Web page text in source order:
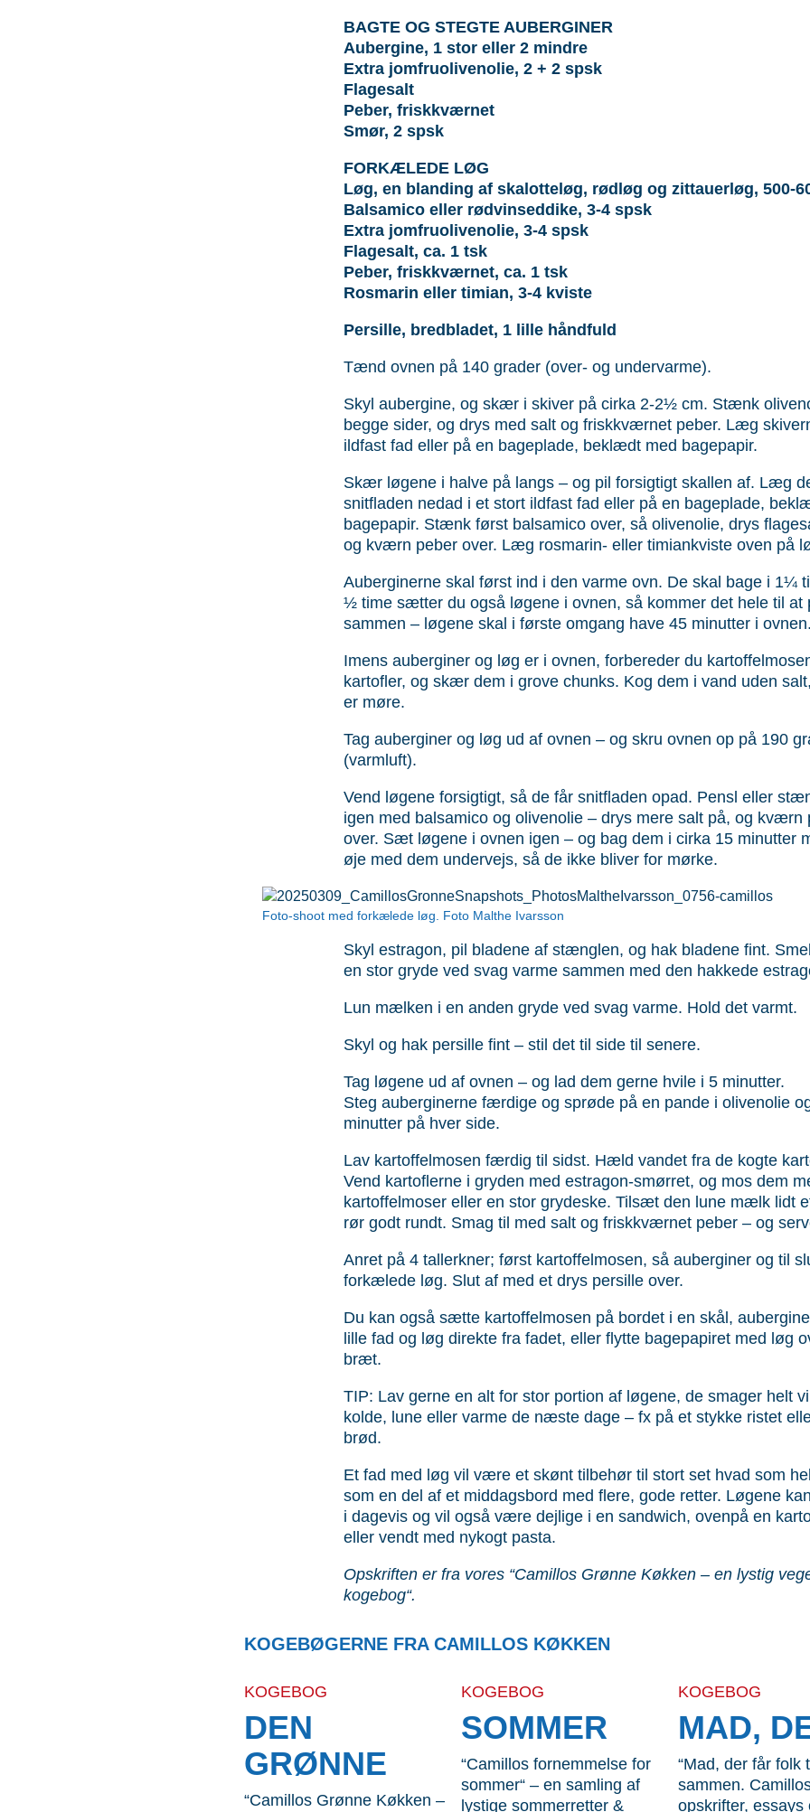
BAGTE OG STEGTE AUBERGINER
Aubergine, 1 stor eller 2 mindre
Extra jomfruolivenolie, 2 + 2 spsk
Flagesalt
Peber, friskkværnet
Smør, 2 spsk
FORKÆLEDE LØG
Løg, en blanding af skalotteløg, rødløg og zittauerløg, 500-
Balsamico eller rødvinseddike, 3-4 spsk
Extra jomfruolivenolie, 3-4 spsk
Flagesalt, ca. 1 tsk
Peber, friskkværnet, ca. 1 tsk
Rosmarin eller timian, 3-4 kviste
Persille, bredbladet, 1 lille håndfuld
Tænd ovnen på 140 grader (over- og undervarme).
Skyl aubergine, og skær i skiver på cirka 2-2½ cm. Stænk
begge sider, og drys med salt og friskkværnet peber. Læg
ildfast fad eller på en bageplade, beklædt med bagepapir.
Skær løgene i halve på langs – og pil forsigtigt skallen af. Læg
snit­fladen ­nedad i et stort ­ildfast fad eller på en bageplade,
bage­papir. Stænk først balsamico over, så olivenolie, drys
og kværn peber over. Læg rosmarin- eller timiankviste oven på
Auberginerne skal først ind i den varme ovn. De skal bage i 1¼
½ time sætter du også løgene i ovnen, så kommer det hele til at
sammen – løgene skal i første omgang have 45 minutter i
Imens auberginer og løg er i ovnen, forbereder du
kar­tofler, og skær dem i grove chunks. Kog dem i vand uden
er møre.
Tag auberginer og løg ud af ovnen – og skru ovnen op på 190
(varmluft).
Vend løgene forsigtigt, så de får snitfladen opad. Pensl eller
igen med balsamico og olivenolie – drys mere salt på, og kværn
over. Sæt løgene i ovnen igen – og bag dem i cirka 15 minutter
øje med dem undervejs, så de ikke bliver for mørke.
Foto-shoot med forkælede løg. Foto Malthe Ivarsson
Skyl estragon, pil bladene af stænglen, og hak bladene fint.
en stor gryde ved svag varme sammen med den hakkede
Lun mælken i en anden gryde ved svag varme. Hold det varmt.
Skyl og hak persille fint – stil det til side til senere.
Tag løgene ud af ovnen – og lad dem gerne hvile i 5 minutter.
Steg auberginerne færdige og sprøde på en pande i olivenolie
minutter på hver side.
Lav kartoffelmosen færdig til sidst. Hæld vandet fra de kogte
Vend kartoflerne i gryden med estragon-smørret, og mos dem
kartoffel­moser eller en stor grydeske. Tilsæt den lune mælk lidt
rør godt rundt. Smag til med salt og friskkværnet peber – og
Anret på 4 tallerkner; først kartoffelmosen, så auberginer og til
forkælede løg. Slut af med et drys persille over.
Du kan også sætte kartoffelmosen på bordet i en skål,
lille fad og løg direkte fra fadet, eller flytte bagepapiret med løg
bræt.
TIP: Lav gerne en alt for stor portion af løgene, de smager helt
kolde, lune eller varme de næste dage – fx på et stykke ristet
brød.
Et fad med løg vil være et skønt tilbehør til stort set hvad som
som en del af et middagsbord med flere, gode retter. Løgene
i dagevis og vil også være dejlige i en sandwich, ovenpå en
eller vendt med nykogt pasta.
Opskriften er fra vores “Camillos Grønne Køkken – en lystig
kogebog“.
KOGEBØGERNE FRA CAMILLOS KØKKEN
KOGEBOG
DEN
GRØNNE
“Camillos Grønne Køkken –
KOGEBOG
SOMMER
“Camillos fornemmelse for
sommer“ – en samling af
lystige sommerretter &
KOGEBOG
MAD,
“Mad, der får folk
sammen.
opskrifter, essays